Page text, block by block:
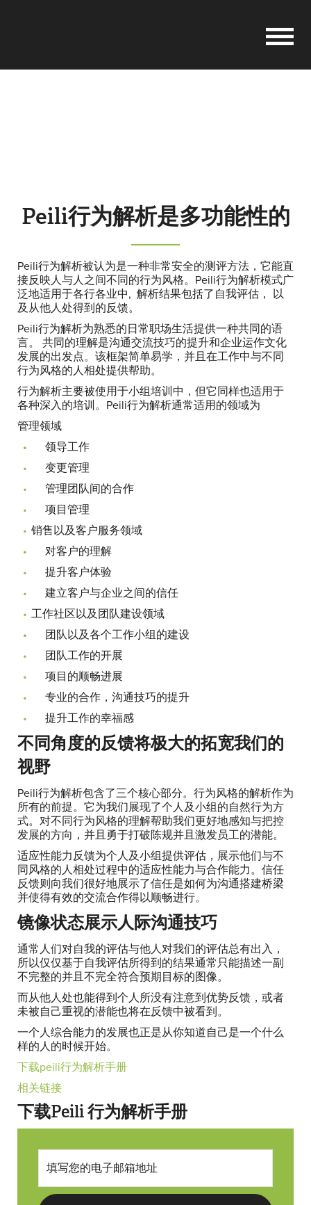
参考资料
联系我们
Peili行为解析是多功能性的
Peili行为解析被认为是一种非常安全的测评方法，它能直
接反映人与人之间不同的行为风格。Peili行为解析模式广
泛地适用于各行各业中, 解析结果包括了自我评估， 以
及从他人处得到的反馈。
Peili行为解析为熟悉的日常职场生活提供一种共同的语
言。 共同的理解是沟通交流技巧的提升和企业运作文化
发展的出发点。该框架简单易学，并且在工作中与不同
行为风格的人相处提供帮助。
行为解析主要被使用于小组培训中，但它同样也适用于
各种深入的培训。Peili行为解析通常适用的领域为
管理领域
领导工作
变更管理
管理团队间的合作
项目管理
销售以及客户服务领域
对客户的理解
提升客户体验
建立客户与企业之间的信任
工作社区以及团队建设领域
团队以及各个工作小组的建设
团队工作的开展
项目的顺畅进展
专业的合作，沟通技巧的提升
提升工作的幸福感
不同角度的反馈将极大的拓宽我们的
视野
Peili行为解析包含了三个核心部分。行为风格的解析作为
所有的前提。它为我们展现了个人及小组的自然行为方
式。对不同行为风格的理解帮助我们更好地感知与把控
发展的方向，并且勇于打破陈规并且激发员工的潜能。
适应性能力反馈为个人及小组提供评估，展示他们与不
同风格的人相处过程中的适应性能力与合作能力。信任
反馈则向我们很好地展示了信任是如何为沟通搭建桥梁
并使得有效的交流合作得以顺畅进行。
镜像状态展示人际沟通技巧
通常人们对自我的评估与他人对我们的评估总有出入，
所以仅仅基于自我评估所得到的结果通常只能描述一副
不完整的并且不完全符合预期目标的图像。
而从他人处也能得到个人所没有注意到优势反馈，或者
未被自己重视的潜能也将在反馈中被看到。
一个人综合能力的发展也正是从你知道自己是一个什么
样的人的时候开始。
下载peili行为解析手册
相关链接
下载Peili 行为解析手册